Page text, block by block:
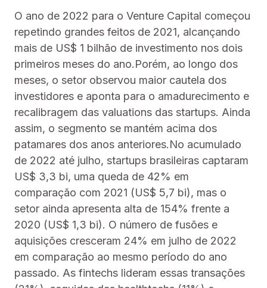
O ano de 2022 para o Venture Capital começou
repetindo grandes feitos de 2021, alcançando
mais de US$ 1 bilhão de investimento nos dois
primeiros meses do ano.Porém, ao longo dos
meses, o setor observou maior cautela dos
investidores e aponta para o amadurecimento e
recalibragem das valuations das startups. Ainda
assim, o segmento se mantém acima dos
patamares dos anos anteriores.No acumulado
de 2022 até julho, startups brasileiras captaram
US$ 3,3 bi, uma queda de 42% em
comparação com 2021 (US$ 5,7 bi), mas o
setor ainda apresenta alta de 154% frente a
2020 (US$ 1,3 bi). O número de fusões e
aquisições cresceram 24% em julho de 2022
em comparação ao mesmo período do ano
passado. As fintechs lideram essas transações